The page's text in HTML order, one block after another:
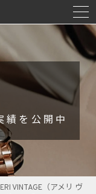
を公開中
VINTAGE（アメリ ヴ